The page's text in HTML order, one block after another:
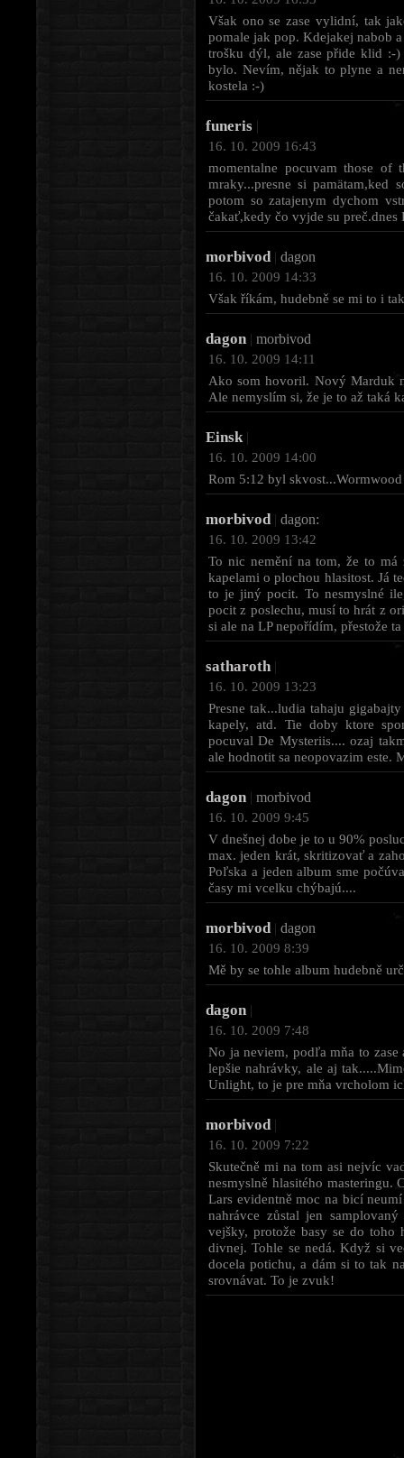
Však ono se zase vylidní, tak
pomale jak pop. Kdejakej nabob
trošku dýl, ale zase přide klid :-
bylo. Nevím, nějak to plyne a
kostela :-)
funeris |
16. 10. 2009 16:43
momentalne pocuvam those
mraky...presne si
potom so zatajenym dychom
čakať,kedy čo vyjde su
morbivod | dagon
16. 10. 2009 14:33
Však říkám, hudebně se mi to i
dagon | morbivod
16. 10. 2009 14:11
Ako som hovoril. Nový Marduk
Ale nemyslím si, že je to až taká
Einsk |
16. 10. 2009 14:00
Rom 5:12 byl
morbivod | dagon:
16. 10. 2009 13:42
To nic nemění na tom, že to
kapelami o plochou hlasitost. Já
to je jiný pocit. To nesmyslné
pocit z poslechu, musí to hrát z
si ale na LP nepořídím, přestože
satharoth |
16. 10. 2009 13:23
Presne tak...ludia tahaju
kapely, atd. Tie doby ktore
pocuval De Mysteriis.... ozaj
ale hodnotit sa neopovazim este.
dagon | morbivod
16. 10. 2009 9:45
V dnešnej dobe je to u 90%
max. jeden krát, skritizovať a
Poľska a jeden album sme
časy mi vcelku chýbajú....
morbivod | dagon
16. 10. 2009 8:39
Mě by se tohle album hudebně
dagon |
16. 10. 2009 7:48
No ja neviem, podľa mňa to
lepšie nahrávky, ale aj
Unlight, to je pre mňa vrcholom
morbivod |
16. 10. 2009 7:22
Skutečně mi na tom asi nejvíc
nesmyslně hlasitého masteringu.
Lars evidentně moc na bicí
nahrávce zůstal jen
vejšky, protože basy se do toho
divnej. Tohle se nedá. Když si
docela potichu, a dám si to tak
srovnávat. To je zvuk!